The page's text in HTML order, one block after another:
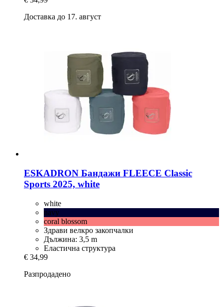
Доставка до 17. август
ESKADRON Бандажи FLEECE Classic
Sports 2025, white
white
navy
coral blossom
Здрави велкро закопчалки
Дължина: 3,5 m
Еластична структура
€ 34,99
Разпродадено